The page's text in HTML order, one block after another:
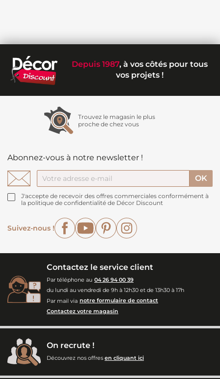
Depuis 1987, à vos côtés pour tous
vos projets !
Trouvez le magasin le plus
proche de chez vous
Abonnez-vous à notre newsletter !
J'accepte de recevoir des offres commerciales conformément à
la politique de confidentialité de Décor Discount
Suivez-nous !
FacebookYouTubePinterest
Contactez le service client
Par téléphone au 04 26 94 00 39
du lundi au vendredi de 9h à 12h30 et de 13h30 à 17h
Par mail via notre formulaire de contact
Contactez votre magasin
On recrute !
Découvrez nos offres en cliquant ici